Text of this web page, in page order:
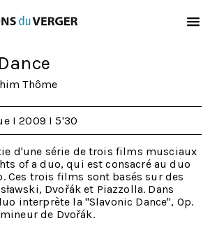
Thôme
I 2009 I 5'30
d'une série de trois films musciaux
of a duo, qui est consacré au duo
Ces trois films sont basés sur des
Dvořák et Piazzolla. Dans
interprète la "Slavonic Dance", Op.
de Dvořák.